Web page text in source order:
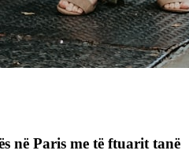
në Paris me të ftuarit tanë